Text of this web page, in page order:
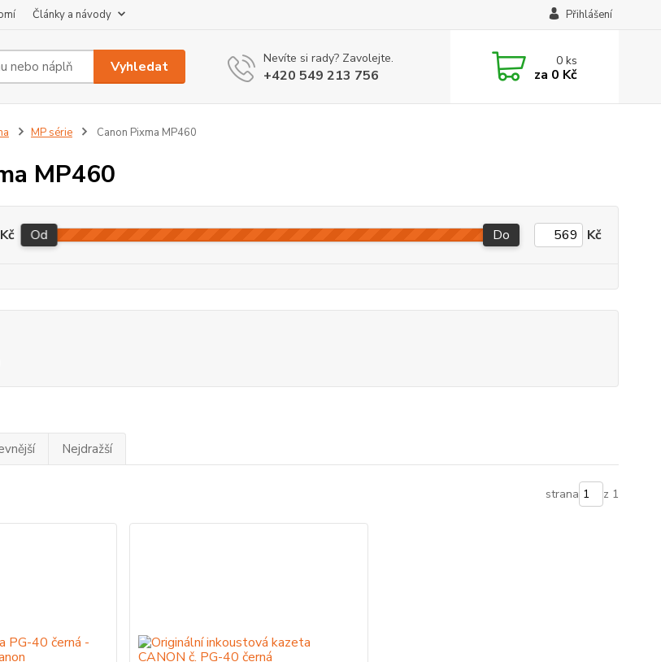
Články a návody Přihlášení
Vyhledat Nevíte si rady? Zavolejte.
+420 549 213 756
0ks
za 0 Kč
MP série Canon Pixma MP460
MP460
Kč Od Do Kč
Nejdražší
strana z 1